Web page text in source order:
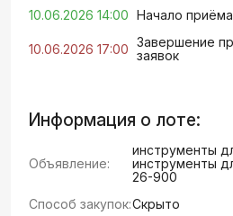
10.06.2026 14:00 Начало
10.06.2026 17:00 Завершение
заявок
Информация о лоте:
Объявление:
инструменты
инструменты
26-900
Способ закупок:Скрыто